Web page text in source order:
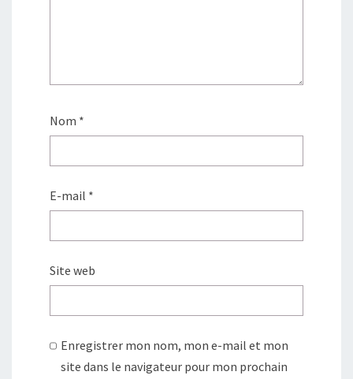
Nom *
E-mail *
Site web
Enregistrer mon nom, mon e-mail et mon
site dans le navigateur pour mon prochain